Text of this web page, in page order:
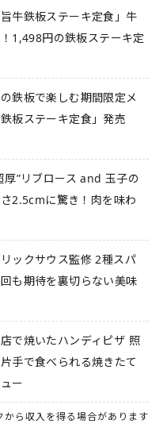
旨牛鉄板ステーキ定食」牛
1,498円の鉄板ステーキ定
の鉄板で楽しむ期間限定メ
板ステーキ定食」発売
厚”リブロース and 玉子の
2.5cmに驚き！肉を味わ
リックサウス監修 2種スパ
も期待を裏切らない美味
店で焼いたハンディピザ 照
手で食べられる焼きたて
ー
から収入を得る場合があります